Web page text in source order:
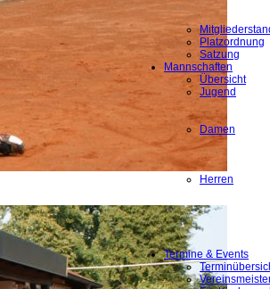
Platzordnung
Satzung
Mannschaften
Übersicht
Jugend
Damen
Herren
Termine & Events